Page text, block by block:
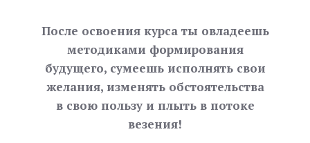
После освоения курса ты овладеешь
методиками формирования
будущего, сумеешь исполнять свои
желания, изменять обстоятельства
в свою пользу и плыть в потоке
везения!